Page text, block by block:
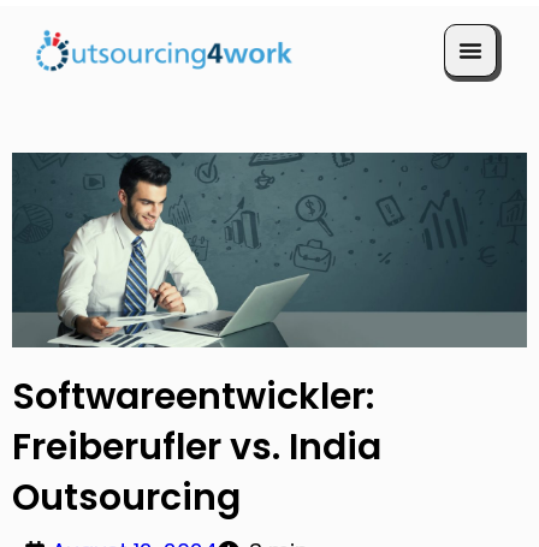
Softwareentwickler:
Freiberufler vs. India
Outsourcing